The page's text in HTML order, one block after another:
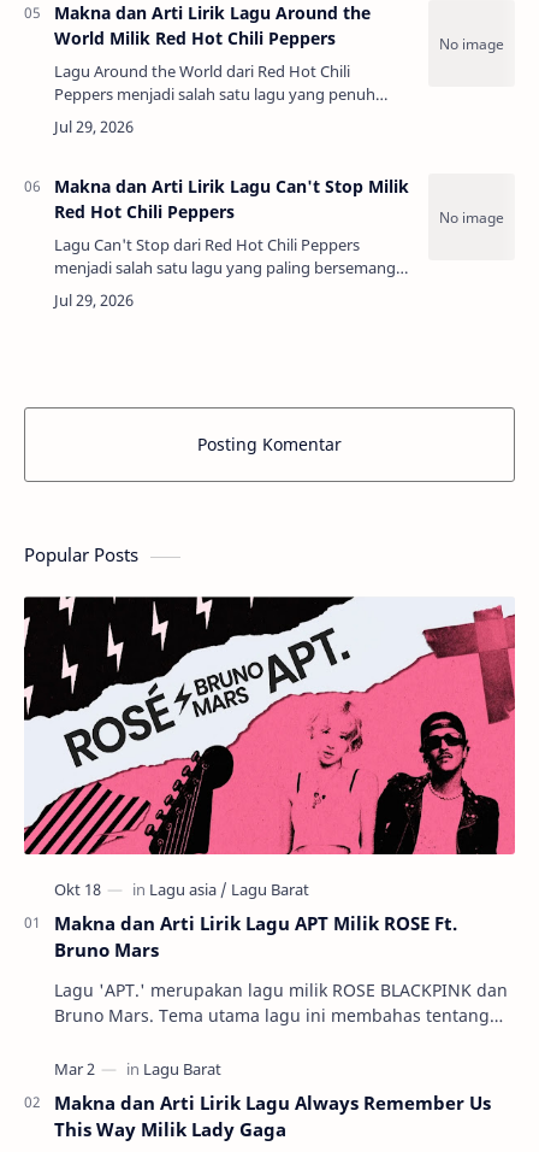
Makna dan Arti Lirik Lagu Around the
World Milik Red Hot Chili Peppers
Lagu Around the World dari Red Hot Chili
Peppers menjadi salah satu lagu yang penuh
semangat dan rasa syukur di dalam album
Californication (1999). Tema utama lagu ini
Makna dan Arti Lirik Lagu Can't Stop Milik
Red Hot Chili Peppers
Lagu Can't Stop dari Red Hot Chili Peppers
menjadi salah satu lagu yang paling bersemangat
dan penuh dengan pesan positif di dalam album
By the Way (2002). Tema utama lagu ini menc…
Posting Komentar
Popular Posts
Makna dan Arti Lirik Lagu APT Milik ROSE Ft.
Bruno Mars
Lagu 'APT.' merupakan lagu milik ROSE BLACKPINK dan
Bruno Mars. Tema utama lagu ini membahas tentang
Makna dan Arti Lirik Lagu Always Remember Us
This Way Milik Lady Gaga